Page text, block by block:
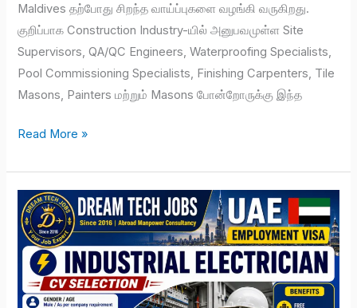
Maldives தற்போது சிறந்த வாய்ப்புகளை வழங்கி வருகிறது.
குறிப்பாக Construction Industry-யில் அனுபவமுள்ள Site
Supervisors, QA/QC Engineers, Waterproofing Specialists,
Pool Commissioning Specialists, Finishing Carpenters, Tile
Masons, Painters மற்றும் Masons போன்றோருக்கு இந்த
Read More »
Industrial
Electrician
Jobs
UAE